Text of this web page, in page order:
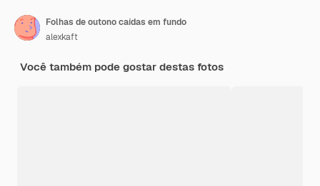
Folhas de outono caídas em fundo
alexkaft
Você também pode gostar destas fotos